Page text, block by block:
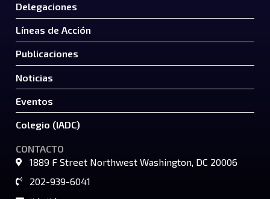
Delegaciones
Líneas de Acción
Publicaciones
Noticias
Eventos
Colegio (IADC)
CONTACTO
1889 F Street Northwest Washington, DC 20006
202-939-6041